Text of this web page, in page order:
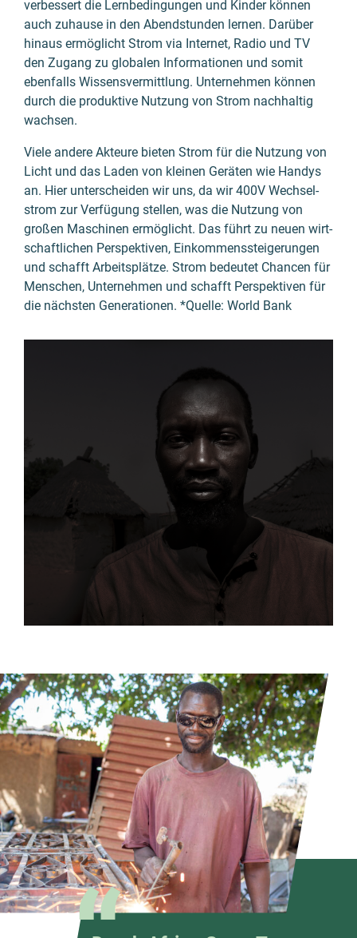
verbessert die Lern­be­dingun­gen und Kinder können
auch zuhause in den Abend­stunden lernen. Darüber
hinaus ermög­licht Strom via Inter­net, Radio und TV
den Zugang zu globalen Informa­tionen und somit
ebenfalls Wissens­vermitt­lung. Unter­nehmen können
durch die produktive Nutzung von Strom nach­haltig
wachsen.
Viele andere Akteure bieten Strom für die Nutzung von
Licht und das Laden von kleinen Geräten wie Handys
an. Hier unter­schei­den wir uns, da wir 400V Wechsel­
strom zur Verfü­gung stellen, was die Nutzung von
großen Maschinen ermöglicht. Das führt zu neuen wirt­
schaft­lichen Perspek­tiven, Einkom­mens­stei­gerungen
und schafft Arbeits­plätze. Strom bedeutet Chancen für
Menschen, Unter­nehmen und schafft Perspek­tiven für
die nächsten Genera­tionen. *Quelle: World Bank